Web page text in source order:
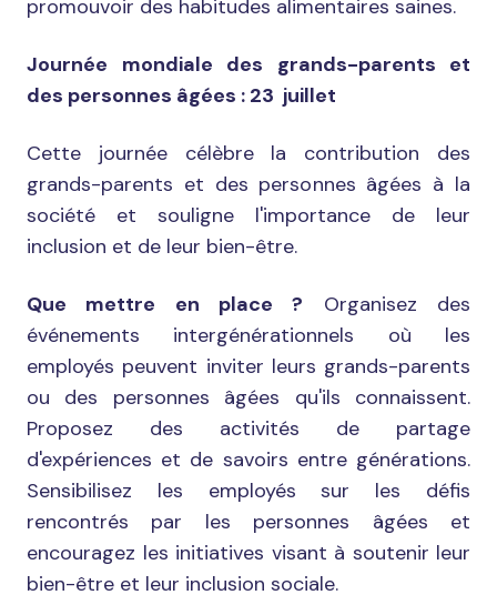
promouvoir des habitudes alimentaires saines.
Journée mondiale des grands-parents et
des personnes âgées : 23 juillet
Cette journée célèbre la contribution des
grands-parents et des personnes âgées à la
société et souligne l'importance de leur
inclusion et de leur bien-être.
Que mettre en place ? Organisez des
événements intergénérationnels où les
employés peuvent inviter leurs grands-parents
ou des personnes âgées qu'ils connaissent.
Proposez des activités de partage
d'expériences et de savoirs entre générations.
Sensibilisez les employés sur les défis
rencontrés par les personnes âgées et
encouragez les initiatives visant à soutenir leur
bien-être et leur inclusion sociale.